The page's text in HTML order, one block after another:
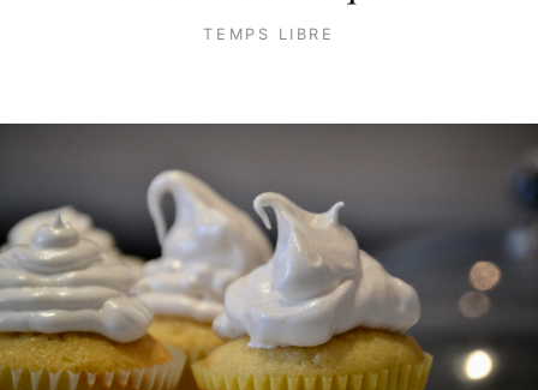
TEMPS LIBRE